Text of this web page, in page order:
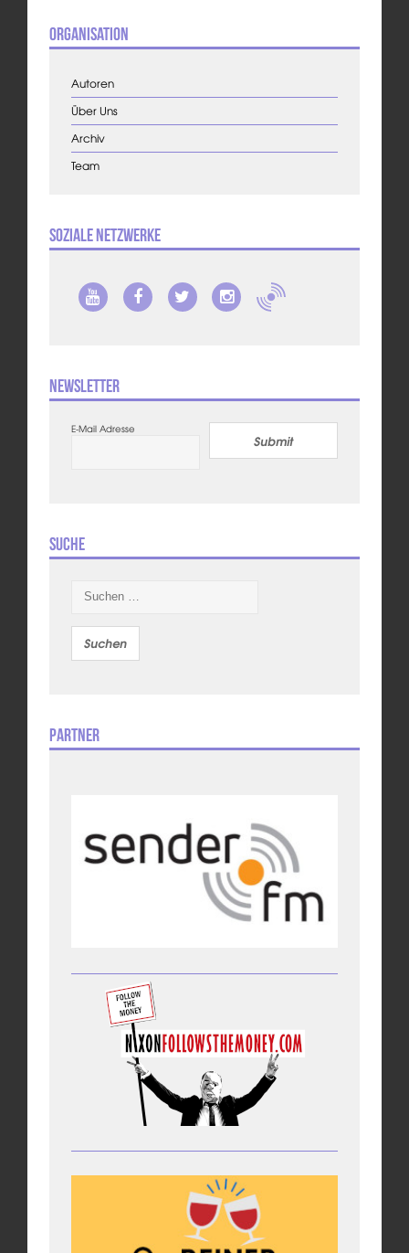
Organisation
Autoren
Über Uns
Archiv
Team
Soziale Netzwerke
Newsletter
E-Mail Adresse
Submit
Suche
nach:
Partner